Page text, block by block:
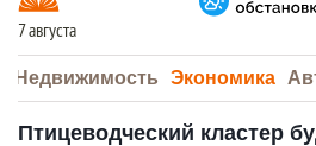
7 августа
Недвижимость Экономика
Птицеводческий кластер